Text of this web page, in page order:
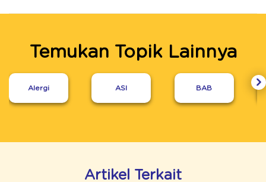
Temukan Topik Lainnya
Alergi ASI BAB
Artikel Terkait